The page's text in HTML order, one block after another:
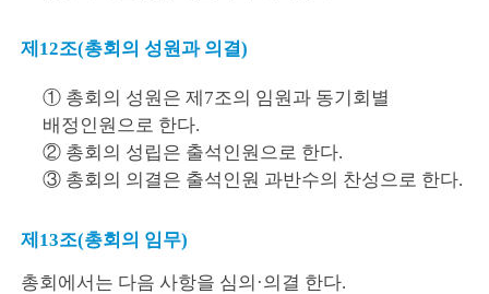
제12조(총회의 성원과 의결)
① 총회의 성원은 제7조의 임원과 동기회별
배정인원으로 한다.
② 총회의 성립은 출석인원으로 한다.
③ 총회의 의결은 출석인원 과반수의 찬성으로 한다.
제13조(총회의 임무)
총회에서는 다음 사항을 심의·의결 한다.